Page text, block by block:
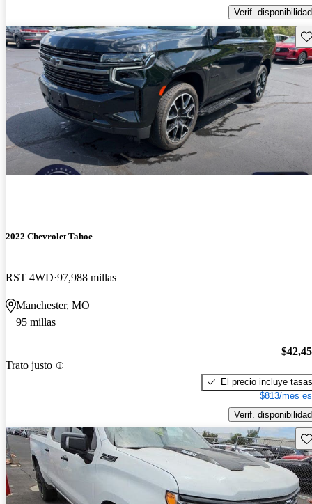
Verif. disponibilidad
2022 Chevrolet Tahoe
RST 4WD 97,988 millas
Manchester, MO
95 millas
Trato justo
El precio incluye tasas
$813/mes
Verif. disponibilidad